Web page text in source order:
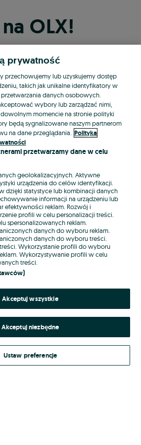
OLX!
przez Facebooka
przez konto Apple
przez konto Google
LUB
Zaloguj się
jednego z dostawców wskazanych powyżej,
serwisuOLX.pl w jego aktualnym brzmieniu.
prywatność
przechowujemy lub uzyskujemy dostęp
takich jak unikalne identyfikatory w
danych osobowych.
wybory lub zarządzać nimi,
momencie na stronie polityki
będą sygnalizowane naszym partnerom
na dane przeglądania. Polityka
przetwarzamy dane w celu
geolokalizacyjnych. Aktywne
urządzenia do celów identyfikacji.
dzięki statystyce lub kombinacji danych
informacji na urządzeniu lub
efektywności reklam. Rozwój i
profili w celu personalizacji treści.
spersonalizowanych reklam.
danych do wyboru reklam.
danych do wyboru treści.
Wykorzystanie profili do wyboru
Wykorzystywanie profili w celu
treści.
Akceptuj wszystkie
Akceptuj niezbędne
Ustaw preferencje